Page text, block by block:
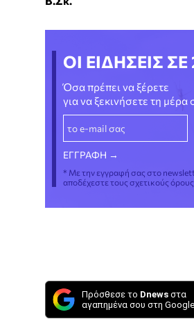
ΟΙ ΕΙΔΗΣΕΙΣ ΣΕ
Όσα πρέπει να ξέρετε
για να ξεκινήσετε τη μέρα
* Με την εγγραφή σας στο
αποδέχεστε τους σχετικούς
Πρόσθεσε το Dnews στα
αγαπημένα σου στη Google